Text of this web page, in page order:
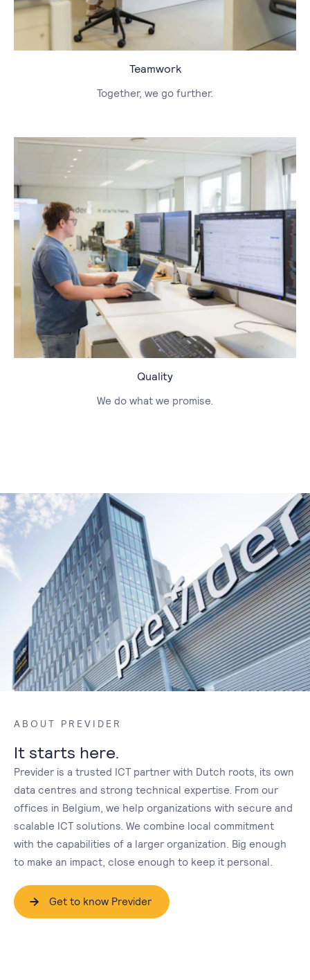
Teamwork
Together, we go further.
Quality
We do what we promise.
ABOUT PREVIDER
It starts here.
Previder is a trusted ICT partner with Dutch roots, its own
data centres and strong technical expertise. From our
offices in Belgium, we help organizations with secure and
scalable ICT solutions. We combine local commitment
with the capabilities of a larger organization. Big enough
to make an impact, close enough to keep it personal.
Get to know Previder